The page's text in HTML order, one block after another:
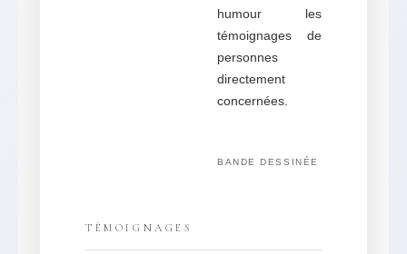
humour les
témoignages de
personnes
directement
concernées.
BANDE DESSINÉE
TÉMOIGNAGES